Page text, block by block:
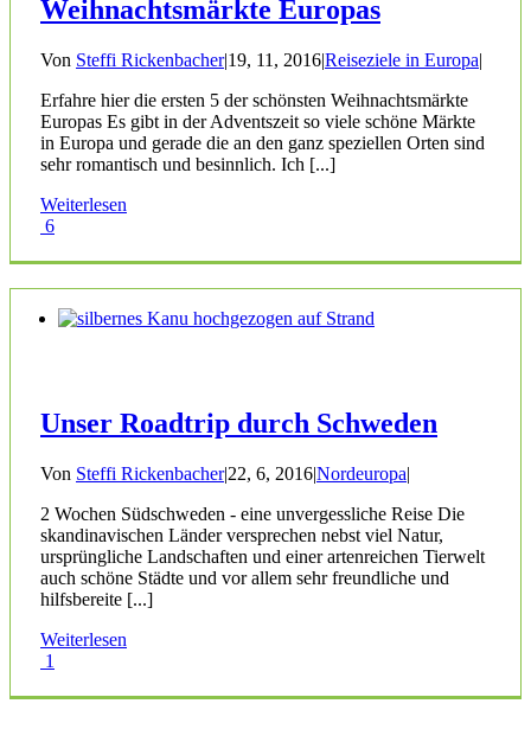
Weihnachtsmärkte Europas
Von Steffi Rickenbacher|19, 11, 2016|Reiseziele in Europa|
Erfahre hier die ersten 5 der schönsten Weihnachtsmärkte
Europas Es gibt in der Adventszeit so viele schöne Märkte
in Europa und gerade die an den ganz speziellen Orten sind
sehr romantisch und besinnlich. Ich [...]
Weiterlesen
6
Unser Roadtrip durch Schweden
Von Steffi Rickenbacher|22, 6, 2016|Nordeuropa|
2 Wochen Südschweden - eine unvergessliche Reise Die
skandinavischen Länder versprechen nebst viel Natur,
ursprüngliche Landschaften und einer artenreichen Tierwelt
auch schöne Städte und vor allem sehr freundliche und
hilfsbereite [...]
Weiterlesen
1